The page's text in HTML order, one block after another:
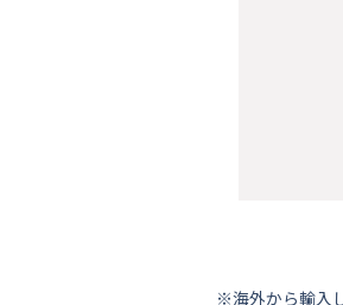
※海外から輸⼊